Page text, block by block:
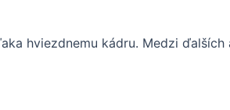
hviezdnemu kádru. Medzi